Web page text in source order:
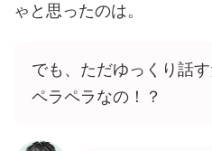
ゃと思ったのは。
でも、ただゆっくり話
ペラペラなの！？